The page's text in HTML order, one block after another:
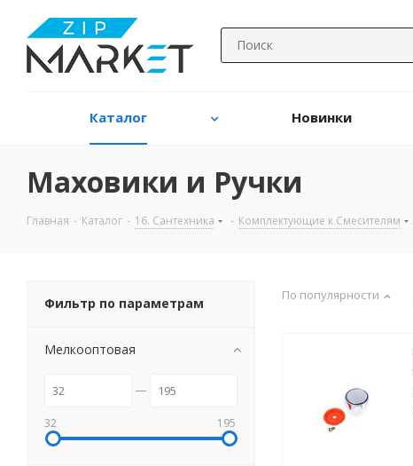
Каталог Новинки
Маховики и Ручки
Главная - Каталог - 16. Сантехника - Комплектующие к Смесителям
По популярности
Фильтр по параметрам
Мелкооптовая
32 195